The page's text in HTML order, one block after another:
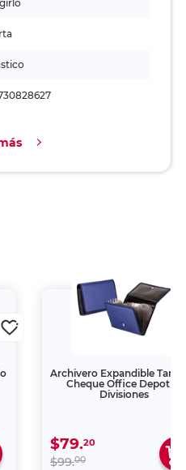
Archivero Expandible
Cheque Office Depot 13
Divisiones
$79.20
$99.00